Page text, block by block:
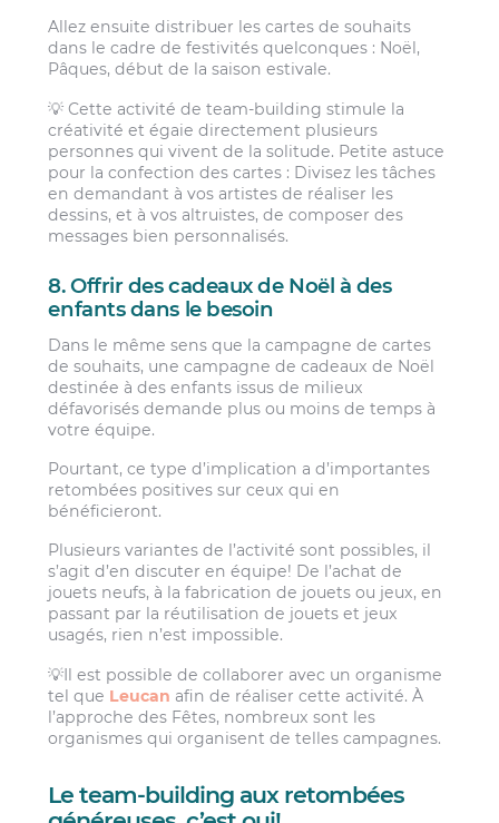
Allez ensuite distribuer les cartes de souhaits
dans le cadre de festivités quelconques : Noël,
Pâques, début de la saison estivale.
💡 Cette activité de team-building stimule la
créativité et égaie directement plusieurs
personnes qui vivent de la solitude. Petite astuce
pour la confection des cartes : Divisez les tâches
en demandant à vos artistes de réaliser les
dessins, et à vos altruistes, de composer des
messages bien personnalisés.
8. Offrir des cadeaux de Noël à des
enfants dans le besoin
Dans le même sens que la campagne de cartes
de souhaits, une campagne de cadeaux de Noël
destinée à des enfants issus de milieux
défavorisés demande plus ou moins de temps à
votre équipe.
Pourtant, ce type d’implication a d’importantes
retombées positives sur ceux qui en
bénéficieront.
Plusieurs variantes de l’activité sont possibles, il
s’agit d’en discuter en équipe! De l’achat de
jouets neufs, à la fabrication de jouets ou jeux, en
passant par la réutilisation de jouets et jeux
usagés, rien n’est impossible.
💡Il est possible de collaborer avec un organisme
tel que Leucan afin de réaliser cette activité. À
l’approche des Fêtes, nombreux sont les
organismes qui organisent de telles campagnes.
Le team-building aux retombées